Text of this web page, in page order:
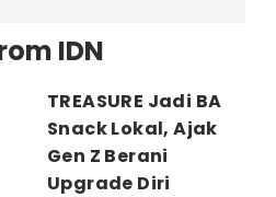
IDN
TREASURE Jadi BA
Snack Lokal, Ajak
Gen Z Berani
Upgrade Diri